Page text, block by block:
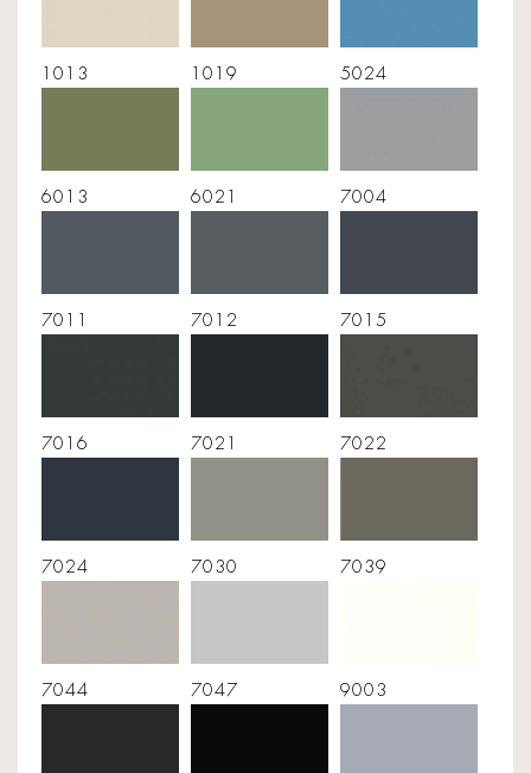
1013 1019 5024
6013 6021 7004
7011 7012 7015
7016 7021 7022
7024 7030 7039
7044 7047 9003